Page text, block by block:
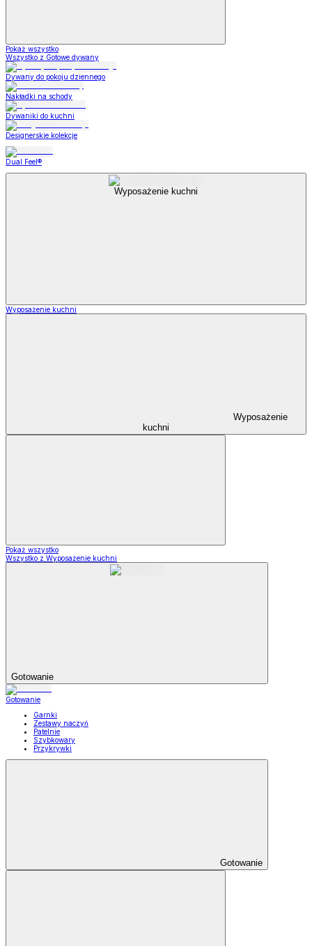
Pokaż wszystko
Wszystko z Gotowe dywany
Dywany do pokoju dziennego
Nakładki na schody
Dywaniki do kuchni
Designerskie kolekcje
Dual Feel®
Wyposażenie kuchni
Wyposażenie kuchni
Wyposażenie
kuchni
Pokaż wszystko
Wszystko z Wyposażenie kuchni
Gotowanie
Gotowanie
Garnki
Zestawy naczyń
Patelnie
Szybkowary
Przykrywki
Gotowanie